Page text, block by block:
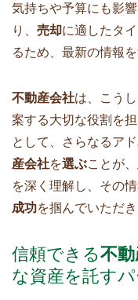
気持ちや予算にも影
り、 売却に適したタ
るため、最新の情報
不動産会社は、こう
案する大切な役割を
として、さらなるア
産会社を選ぶことが、
を深く理解し、その
成功を掴んでいただ
信頼できる不
な資産を託す